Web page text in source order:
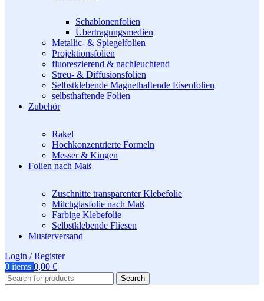
Schablonenfolien
Übertragungsmedien
Metallic- & Spiegelfolien
Projektionsfolien
fluoreszierend & nachleuchtend
Streu- & Diffusionsfolien
Selbstklebende Magnethaftende Eisenfolien
selbsthaftende Folien
Zubehör
Rakel
Hochkonzentrierte Formeln
Messer & Kingen
Folien nach Maß
Zuschnitte transparenter Klebefolie
Milchglasfolie nach Maß
Farbige Klebefolie
Selbstklebende Fliesen
Musterversand
Login / Register
0 items 0,00 €
Search